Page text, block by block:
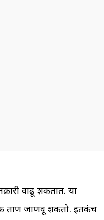
वाढू शकतात. या
ताण जाणवू शकतो. इतकंच